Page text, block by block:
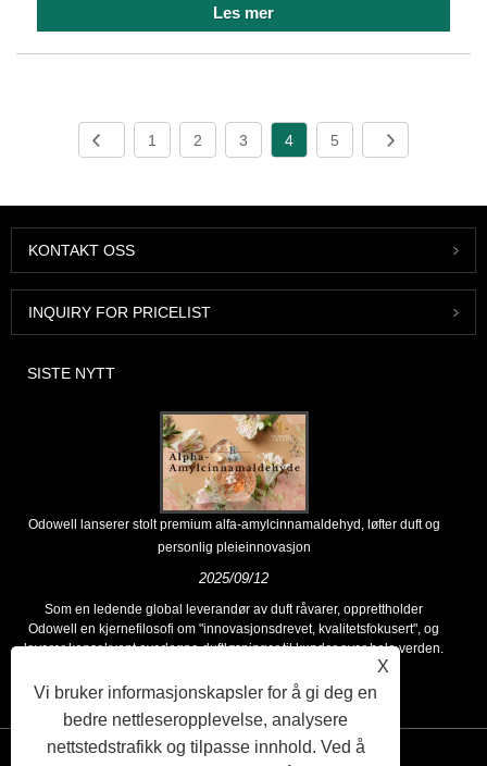
Les mer
1 2 3 4 5
KONTAKT OSS
INQUIRY FOR PRICELIST
SISTE NYTT
Odowell lanserer stolt premium alfa-amylcinnamaldehyd, løfter duft og
personlig pleieinnovasjon
2025/09/12
Som en ledende global leverandør av duft råvarer, opprettholder
Odowell en kjernefilosofi om "innovasjonsdrevet, kvalitetsfokusert", og
leverer konsekvent overlegne duftløsninger til kunder over hele verden.
X
Vi bruker informasjonskapsler for å gi deg en
bedre nettleseropplevelse, analysere
nettstedstrafikk og tilpasse innhold. Ved å